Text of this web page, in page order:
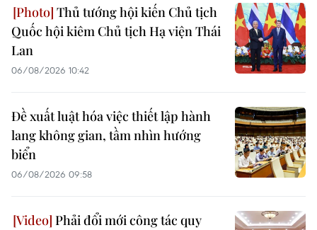
Thủ tướng hội kiến Chủ tịch
Quốc hội kiêm Chủ tịch Hạ viện Thái
Lan
06/08/2026 10:42
Đề xuất luật hóa việc thiết lập hành
lang không gian, tầm nhìn hướng
biển
06/08/2026 09:58
Phải đổi mới công tác quy